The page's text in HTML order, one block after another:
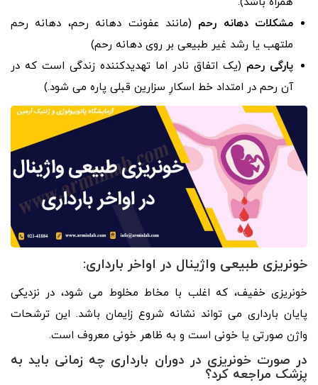
مشکلات دهانه رحم (مانند عفونت دهانه رحم، دهانه رحم
ملتهب یا رشد غیر طبیعی بر روی دهانه رحم)
پارگی رحم (یک اتفاق نادر اما تهدیدکننده زندگی است که در
آن رحم در امتداد خط اسکارِ سزارین قبلی پاره می شود.)
خونریزی طبیعی واژینال در اواخر بارداری:
خونریزی خفیف، که اغلب با مخاط مخلوط می شود، در نزدیکی
پایان بارداری می تواند نشانه شروع زایمان باشد. این ترشحات
واژن صورتی یا خونی است و به ظاهر خونی معروف است.
در صورت خونریزی در دوران بارداری چه زمانی باید به
پزشک مراجعه کرد؟